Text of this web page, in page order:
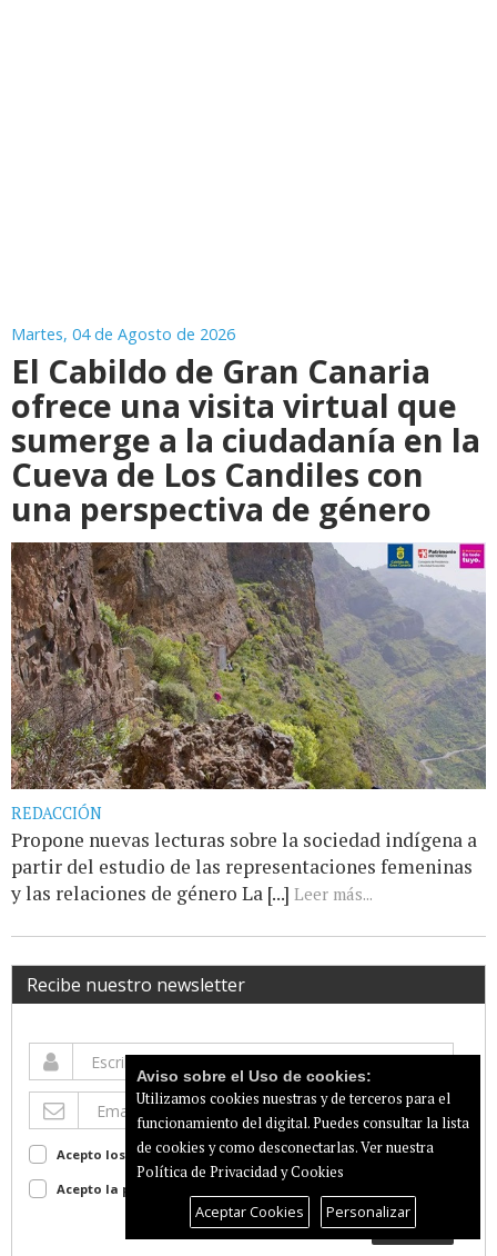
Martes, 04 de Agosto de 2026
El Cabildo de Gran Canaria
ofrece una visita virtual que
sumerge a la ciudadanía en la
Cueva de Los Candiles con
una perspectiva de género
REDACCIÓN
Propone nuevas lecturas sobre la sociedad indígena a
partir del estudio de las representaciones femeninas
y las relaciones de género La [...] Leer más...
Recibe nuestro newsletter
Acepto los terminos de usoVer
Acepto la política de privacidad
Suscribir
Aviso sobre el Uso de cookies:
Utilizamos cookies nuestras y de terceros para el
funcionamiento del digital. Puedes consultar la lista
de cookies y como desconectarlas.Ver nuestra
Política de Privacidad y Cookies
Aceptar Cookies Personalizar